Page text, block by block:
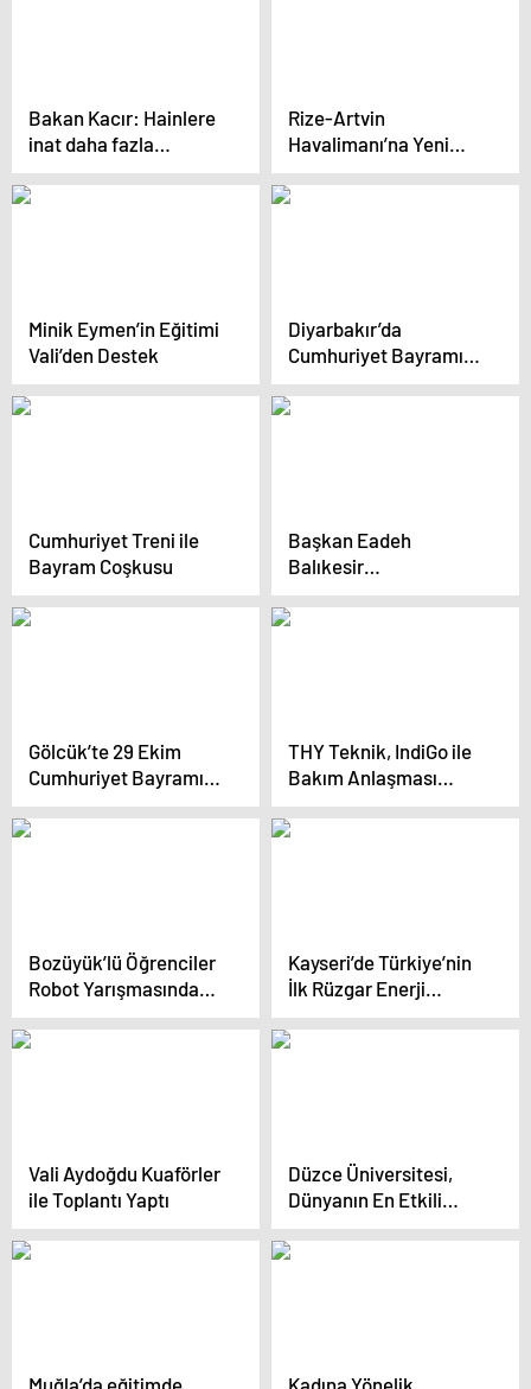
Bakan Kacır: Hainlere
inat daha fazla
üreteceğiz
Rize-Artvin
Havalimanı’na Yeni
Aydınlatma ve ILS
Sistemi
Minik Eymen’in Eğitimi
Vali’den Destek
Diyarbakır’da
Cumhuriyet Bayramı
Kutlamaları
Cumhuriyet Treni ile
Bayram Coşkusu
Başkan Eadeh
Balıkesir
Üniversitesi’ni Ziyaret
Etti
Gölcük’te 29 Ekim
Cumhuriyet Bayramı
Spor Turnuvaları
Düzenlendi
THY Teknik, IndiGo ile
Bakım Anlaşması
İmzaladı
Bozüyük’lü Öğrenciler
Robot Yarışmasında
Başarı Elde Etti
Kayseri’de Türkiye’nin
İlk Rüzgar Enerji
Santrali Projesi İlerliyor
Vali Aydoğdu Kuaförler
ile Toplantı Yaptı
Düzce Üniversitesi,
Dünyanın En Etkili
Bilim İnsanları
Listesi’nde
Muğla’da eğitimde
Kadına Yönelik